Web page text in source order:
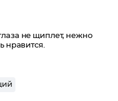
не щиплет, нежно
нравится.